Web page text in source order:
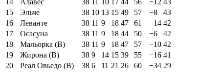
14 Алавес 38 10 17 44 56 −12 43
15
Эльче 38 10 13 15 49 57 −8
43
16
Леванте 38 11 9 18 47 61 −14 42
17
Осасуна 38 11 9 18 44 50 −6
42
18
Мальорка (В) 38 11 9 18 47 57 −10 42
19
Жирона (В) 38 9 14 15 39 55 −16 41
20
Реал Овьедо (В) 38 6 11 21 26 60 −34 29